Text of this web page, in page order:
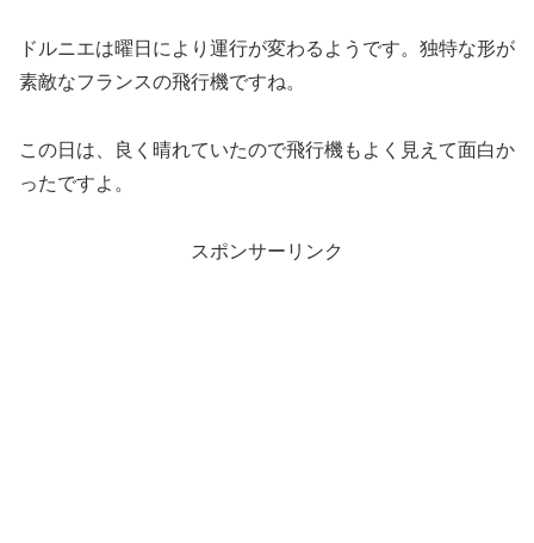
ドルニエは曜日により運行が変わるようです。独特な形が
素敵なフランスの飛行機ですね。
この日は、良く晴れていたので飛行機もよく見えて面白か
ったですよ。
スポンサーリンク